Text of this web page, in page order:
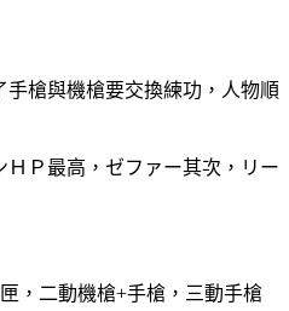
槍與機槍要交換練功，人物順
Ｐ最高，ゼファー其次，リー
，二動機槍+手槍，三動手槍